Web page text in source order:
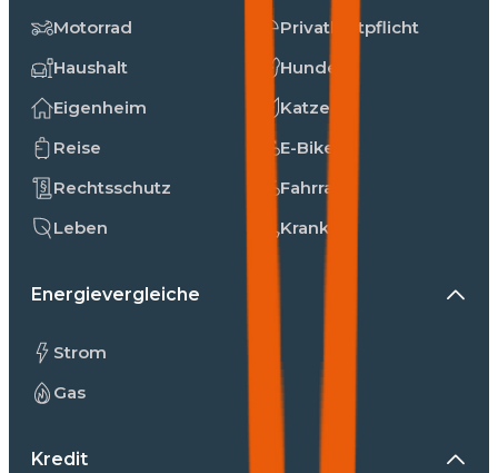
Motorrad
Haushalt
Eigenheim
Reise
Rechtsschutz
Leben
Privathaftpflicht
Hunde
Katzen
E-Bike
Fahrrad
Kranken
Energievergleiche
Strom
Gas
Kredit